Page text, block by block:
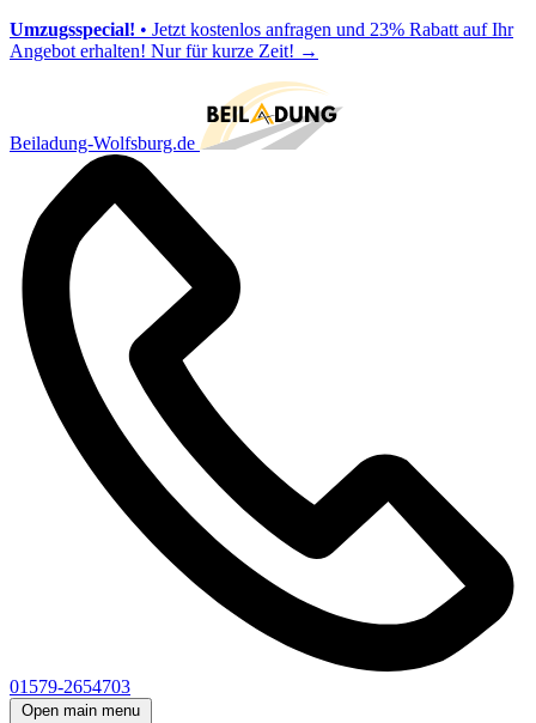
Umzugsspecial! • Jetzt kostenlos anfragen und 23% Rabatt auf Ihr
Angebot erhalten! Nur für kurze Zeit! →
Beiladung-Wolfsburg.de
01579-2654703
Open main menu